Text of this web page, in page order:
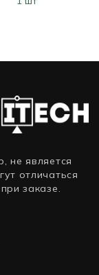
DAC
Cable
R9D19A
не является
отличаться
заказе.